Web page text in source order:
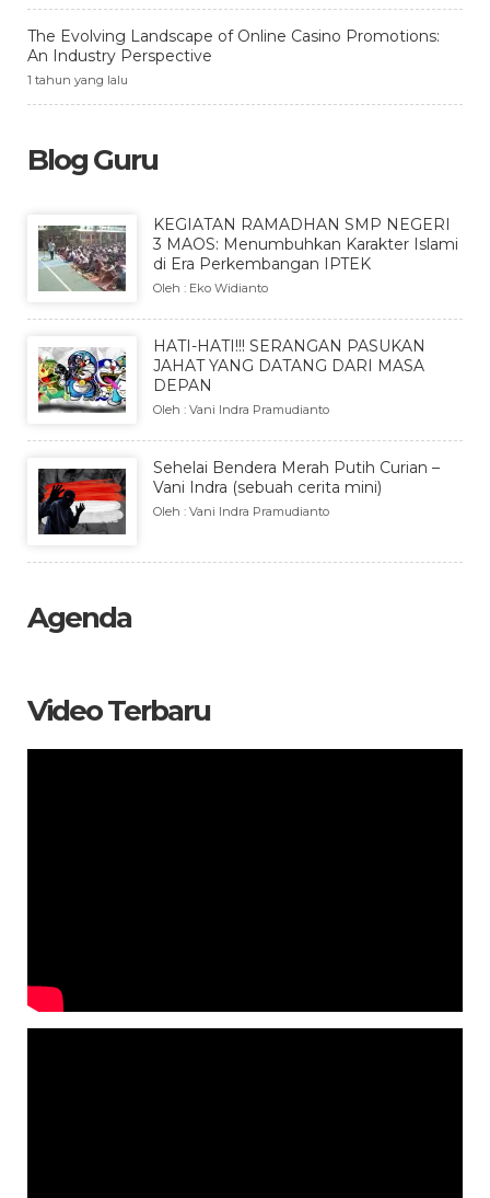
The Evolving Landscape of Online Casino Promotions:
An Industry Perspective
1 tahun yang lalu
Blog Guru
KEGIATAN RAMADHAN SMP NEGERI
3 MAOS: Menumbuhkan Karakter Islami
di Era Perkembangan IPTEK
Oleh : Eko Widianto
HATI-HATI!!! SERANGAN PASUKAN
JAHAT YANG DATANG DARI MASA
DEPAN
Oleh : Vani Indra Pramudianto
Sehelai Bendera Merah Putih Curian –
Vani Indra (sebuah cerita mini)
Oleh : Vani Indra Pramudianto
Agenda
Video Terbaru